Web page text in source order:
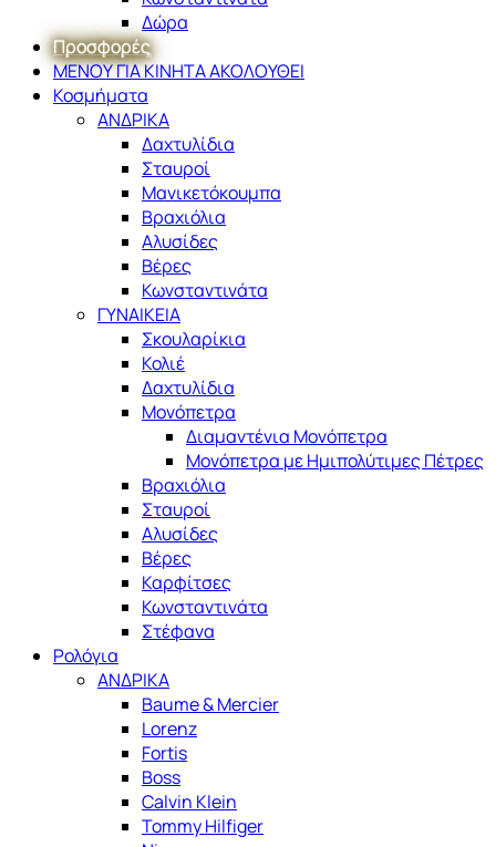
Δώρα
Προσφορές
ΜΕΝΟΥ ΓΙΑ ΚΙΝΗΤΑ ΑΚΟΛΟΥΘΕΙ
Κοσμήματα
ΑΝΔΡΙΚΑ
Δαχτυλίδια
Σταυροί
Μανικετόκουμπα
Βραχιόλια
Αλυσίδες
Βέρες
Κωνσταντινάτα
ΓΥΝΑΙΚΕΙΑ
Σκουλαρίκια
Κολιέ
Δαχτυλίδια
Μονόπετρα
Διαμαντένια Μονόπετρα
Μονόπετρα με Ημιπολύτιμες Πέτρες
Βραχιόλια
Σταυροί
Αλυσίδες
Βέρες
Καρφίτσες
Κωνσταντινάτα
Στέφανα
Ρολόγια
ΑΝΔΡΙΚΑ
Baume & Mercier
Lorenz
Fortis
Boss
Calvin Klein
Tommy Hilfiger